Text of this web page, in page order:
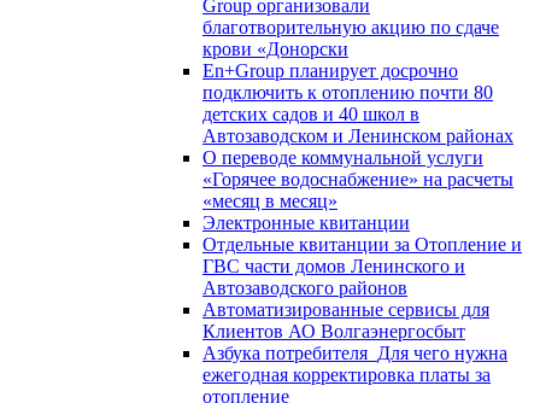
Group организовали
благотворительную акцию по сдаче
крови «Донорски
En+Group планирует досрочно
подключить к отоплению почти 80
детских садов и 40 школ в
Автозаводском и Ленинском районах
О переводе коммунальной услуги
«Горячее водоснабжение» на расчеты
«месяц в месяц»
Электронные квитанции
Отдельные квитанции за Отопление и
ГВС части домов Ленинского и
Автозаводского районов
Автоматизированные сервисы для
Клиентов АО Волгаэнергосбыт
Азбука потребителя_Для чего нужна
ежегодная корректировка платы за
отопление